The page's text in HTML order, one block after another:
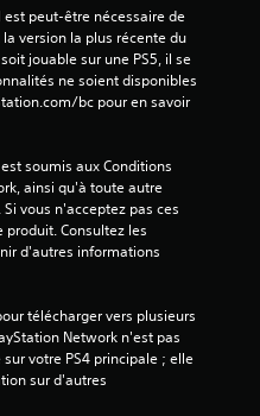
(
1
1
8
7
a
v
est peut-être nécessaire de
version la plus récente du
jouable sur une PS5, il se
ne soient disponibles
bc pour en savoir
soumis aux Conditions
ainsi qu'à toute autre
vous n'acceptez pas ces
Consultez les
d'autres informations
télécharger vers plusieurs
Network n'est pas
votre PS4 principale ; elle
sur d'autres